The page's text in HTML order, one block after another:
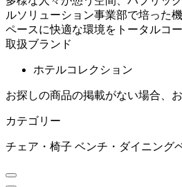
ボーコンセプト
by interiors
バイインテリアズ
CARBON STOCK
ルソリューション事業部で培った
ペースに快適な環境をトータルコ
取扱ブランド
ホテルコレクション
お探しの商品の掲載がない場合、
カテゴリー
チェア・椅子 ベンチ・ダイニング